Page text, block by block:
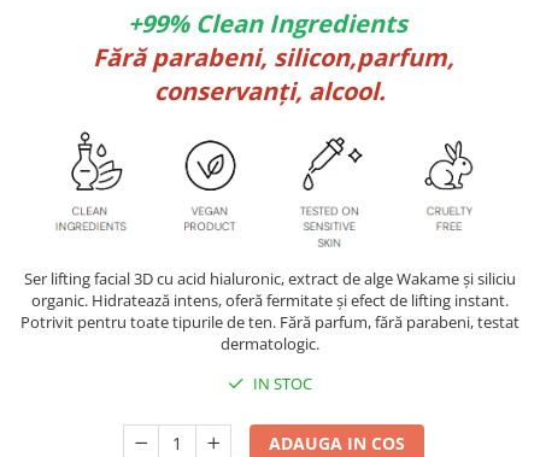
+99% Clean Ingredients
Fără parabeni, silicon,parfum,
conservanți, alcool.
Ser lifting facial 3D cu acid hialuronic, extract de alge Wakame și siliciu
organic. Hidratează intens, oferă fermitate și efect de lifting instant.
Potrivit pentru toate tipurile de ten. Fără parfum, fără parabeni, testat
dermatologic.
IN STOC
ADAUGA IN COS